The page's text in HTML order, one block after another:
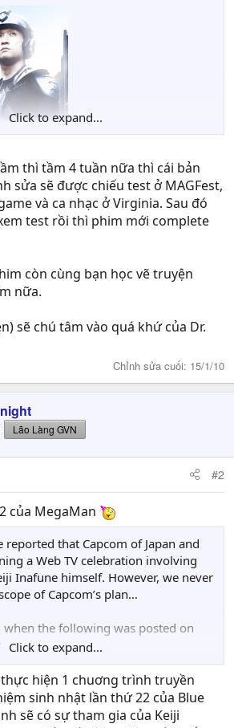
Eddie Lebron returns with a
film.
in approx., four weeks, the current
are more than welcome to
should reception be positive, the
and ready for release!
announced a collaboration with
Decrescenzo to produce a Mega
of the film.
before the premiere, the
the events leading up to the film,
of Dr. Light and Dr. Wily.
Click to expand...
thì tầm 4 tuần nữa thì cái bản
sửa sẽ được chiếu test ở MAGFest,
và ca nhạc ở Virginia. Sau đó
test rồi thì phim mới complete
còn cùng bạn học vẽ truyện
nữa.
sẽ chú tâm vào quá khứ của Dr.
Chỉnh sửa cuối: 15/1/10
Lão Làng GVN
#2
của MegaMan
reported that Capcom of Japan and
a Web TV celebration involving
Inafune himself. However, we never
of Capcom’s plan…
when the following was posted on
going global with this one! 22 is
to hold such an event at, even for
as Mega Man. Perhaps they really do
Click to expand...
thực hiện 1 chuơng trình truyền
sinh nhật lần thứ 22 của Blue
sẽ có sự tham gia của Keiji